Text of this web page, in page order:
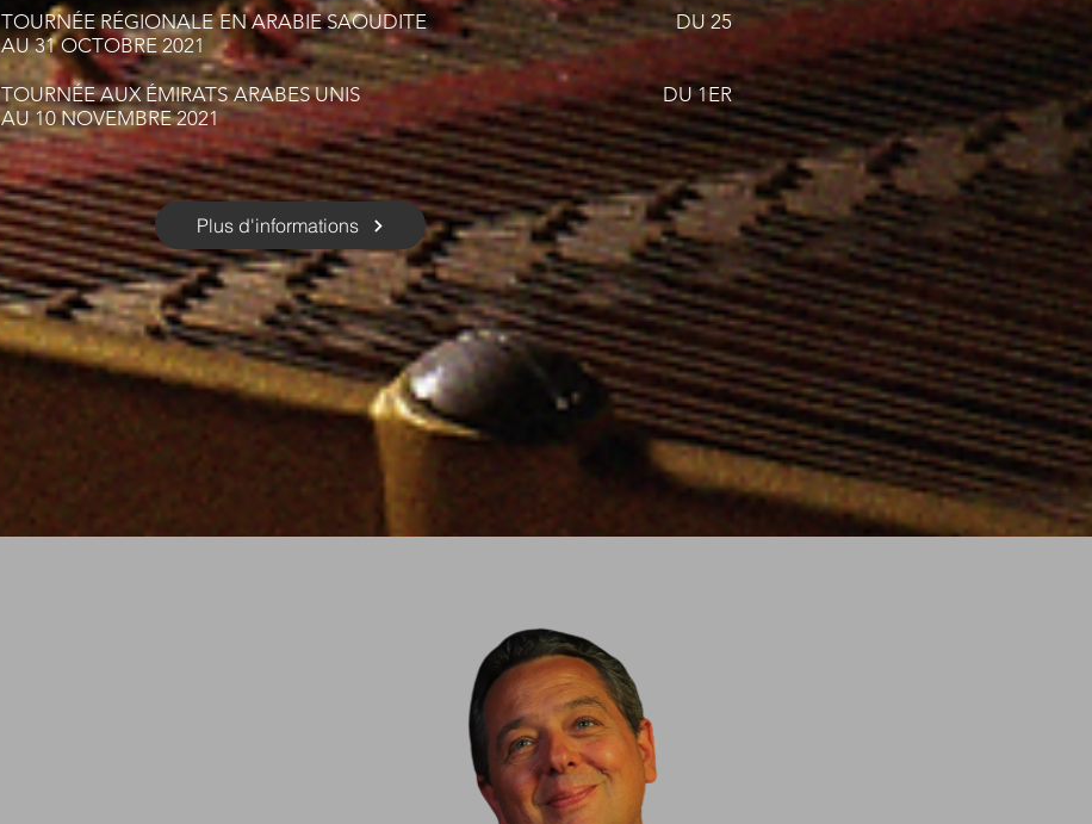
TOURNÉE RÉGIONALE EN ARABIE SAOUDITE DU 25
AU 31 OCTOBRE 2021
TOURNÉE AUX ÉMIRATS ARABES UNIS DU 1ER
AU 10 NOVEMBRE 2021
Plus d'informations